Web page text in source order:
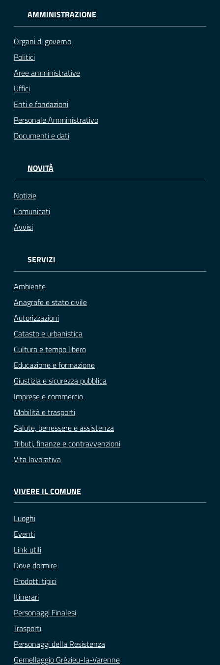
AMMINISTRAZIONE
Organi di governo
Politici
Aree amministrative
Uffici
Enti e fondazioni
Personale Amministrativo
Documenti e dati
NOVITÀ
Notizie
Comunicati
Avvisi
SERVIZI
Ambiente
Anagrafe e stato civile
Autorizzazioni
Catasto e urbanistica
Cultura e tempo libero
Educazione e formazione
Giustizia e sicurezza pubblica
Imprese e commercio
Mobilità e trasporti
Salute, benessere e assistenza
Tributi, finanze e contravvenzioni
Vita lavorativa
VIVERE IL COMUNE
Luoghi
Eventi
Link utili
Dove dormire
Prodotti tipici
Itinerari
Personaggi Finalesi
Trasporti
Personaggi della Resistenza
Gemellaggio Grézieu-la-Varenne